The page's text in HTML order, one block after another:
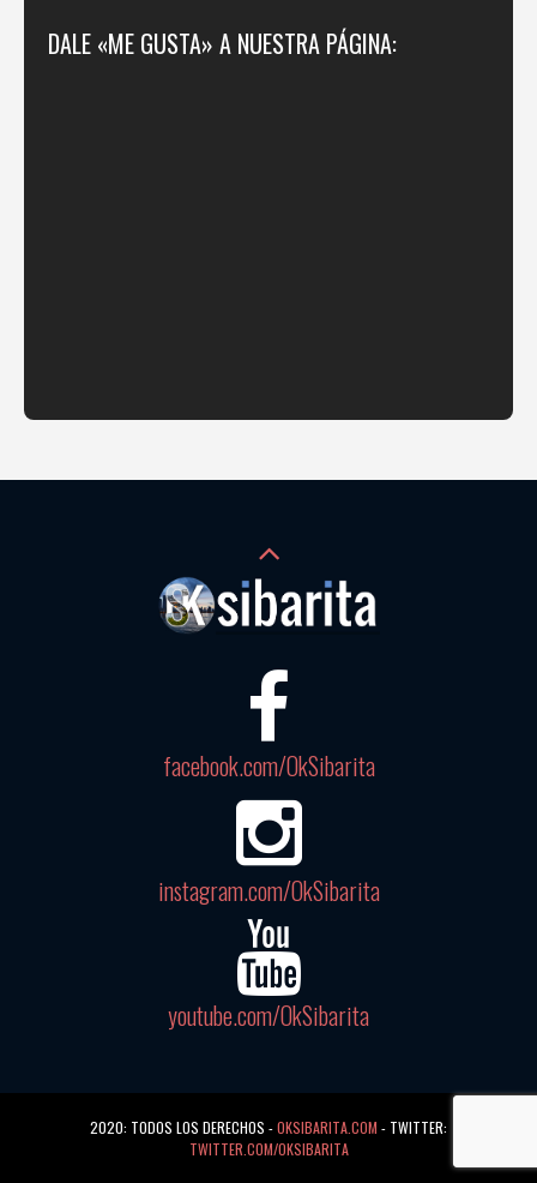
DALE «ME GUSTA» A NUESTRA PÁGINA:
facebook.com/OkSibarita
instagram.com/OkSibarita
youtube.com/OkSibarita
2020: TODOS LOS DERECHOS -OKSIBARITA.COM - TWITTER:
TWITTER.COM/OKSIBARITA